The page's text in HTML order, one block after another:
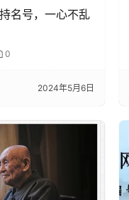
名号，一心不乱
0
2024年5月6日